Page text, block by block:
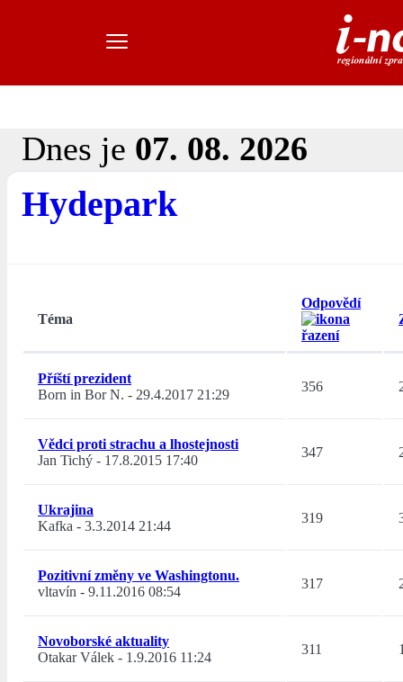
Dnes je 07. 08. 2026
Hydepark
Téma
Odpovědí
Příští prezident
Born in Bor N. - 29.4.2017 21:29
356
Vědci proti strachu a lhostejnosti
Jan Tichý - 17.8.2015 17:40
347
Ukrajina
Kafka - 3.3.2014 21:44
319
Pozitivní změny ve Washingtonu.
vltavín - 9.11.2016 08:54
317
Novoborské aktuality
Otakar Válek - 1.9.2016 11:24
311